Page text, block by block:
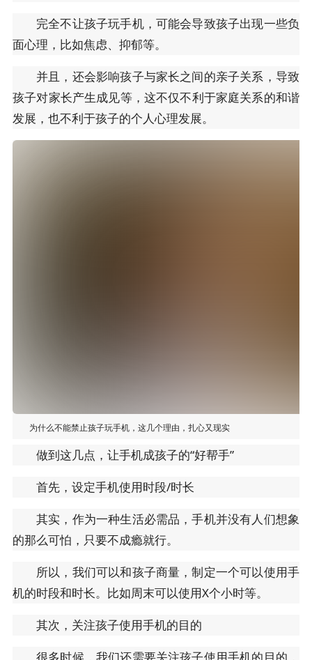
完全不让孩子玩手机，可能会导致孩子出现一些负
面心理，比如焦虑、抑郁等。
并且，还会影响孩子与家长之间的亲子关系，导致
孩子对家长产生成见等，这不仅不利于家庭关系的和谐
发展，也不利于孩子的个人心理发展。
为什么不能禁止孩子玩手机，这几个理由，扎心又现实
做到这几点，让手机成孩子的“好帮手”
首先，设定手机使用时段/时长
其实，作为一种生活必需品，手机并没有人们想象
的那么可怕，只要不成瘾就行。
所以，我们可以和孩子商量，制定一个可以使用手
机的时段和时长。比如周末可以使用X个小时等。
其次，关注孩子使用手机的目的